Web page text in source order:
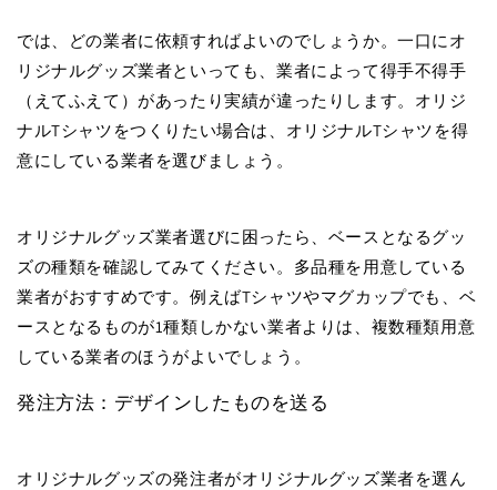
では、どの業者に依頼すればよいのでしょうか。一口にオ
リジナルグッズ業者といっても、業者によって得手不得手
（えてふえて）があったり実績が違ったりします。オリジ
ナルTシャツをつくりたい場合は、オリジナルTシャツを得
意にしている業者を選びましょう。
オリジナルグッズ業者選びに困ったら、ベースとなるグッ
ズの種類を確認してみてください。多品種を用意している
業者がおすすめです。例えばTシャツやマグカップでも、ベ
ースとなるものが1種類しかない業者よりは、複数種類用意
している業者のほうがよいでしょう。
発注方法：デザインしたものを送る
オリジナルグッズの発注者がオリジナルグッズ業者を選ん